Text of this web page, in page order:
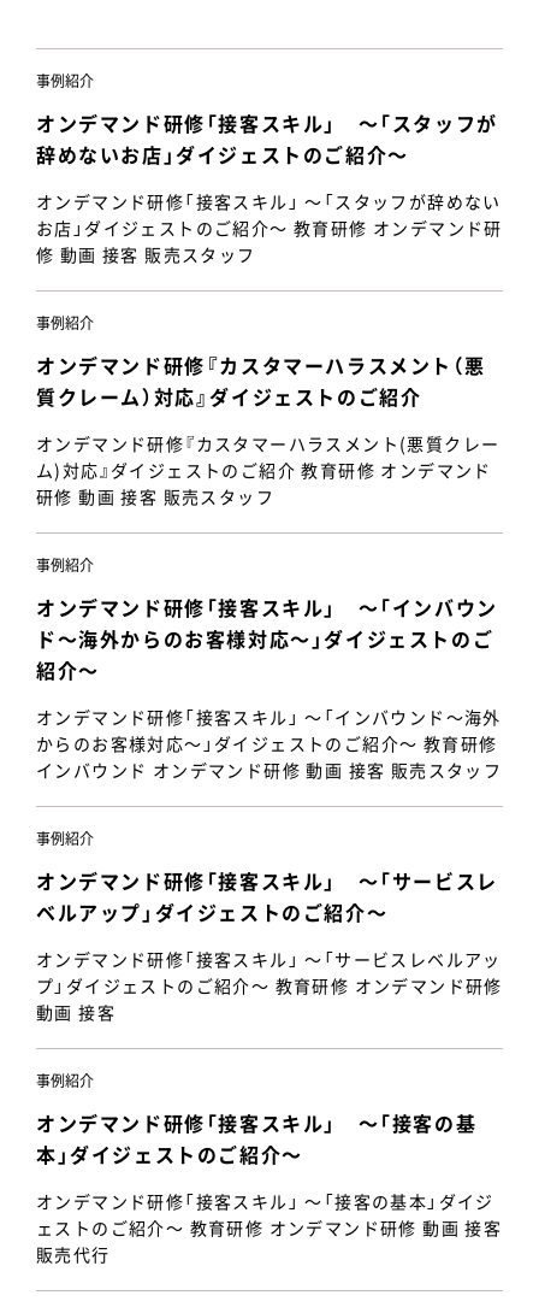
事例紹介
オンデマンド研修「接客スキル」 ～「スタッフが
辞めないお店」ダイジェストのご紹介～
オンデマンド研修「接客スキル」 ～「スタッフが辞めない
お店」ダイジェストのご紹介～ 教育研修 オンデマンド研
修 動画 接客 販売スタッフ
事例紹介
オンデマンド研修『カスタマーハラスメント（悪
質クレーム）対応』ダイジェストのご紹介
オンデマンド研修『カスタマーハラスメント(悪質クレー
ム)対応』ダイジェストのご紹介 教育研修 オンデマンド
研修 動画 接客 販売スタッフ
事例紹介
オンデマンド研修「接客スキル」 ～「インバウン
ド～海外からのお客様対応～」ダイジェストのご
紹介～
オンデマンド研修「接客スキル」 ～「インバウンド～海外
からのお客様対応～」ダイジェストのご紹介～ 教育研修
インバウンド オンデマンド研修 動画 接客 販売スタッフ
事例紹介
オンデマンド研修「接客スキル」 ～「サービスレ
ベルアップ」ダイジェストのご紹介～
オンデマンド研修「接客スキル」 ～「サービスレベルアッ
プ」ダイジェストのご紹介～ 教育研修 オンデマンド研修
動画 接客
事例紹介
オンデマンド研修「接客スキル」 ～「接客の基
本」ダイジェストのご紹介～
オンデマンド研修「接客スキル」 ～「接客の基本」ダイジ
ェストのご紹介～ 教育研修 オンデマンド研修 動画 接客
販売代行